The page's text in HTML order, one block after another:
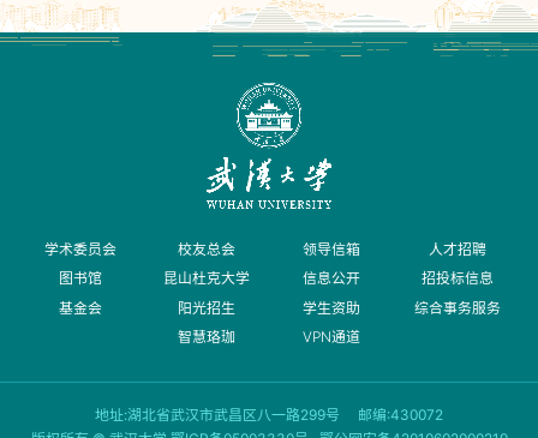
学术委员会 校友总会 领导信箱
人才招聘
图书馆
昆山杜克大学 信息公开
招投标信息
基金会
阳光招生 学生资助
综合事务服务
智慧珞珈
VPN通道
地址:湖北省武汉市武昌区八一路299号 邮编:430072